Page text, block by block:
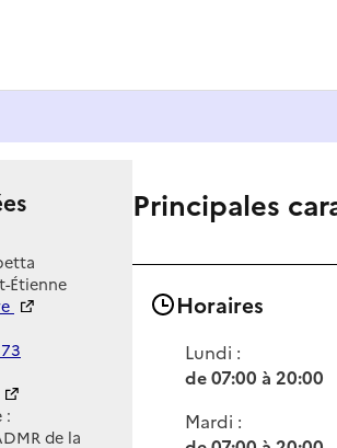
Étienne
:
de la
Principales
Horaires
Lundi :
de 07:00 à 20:00
Mardi :